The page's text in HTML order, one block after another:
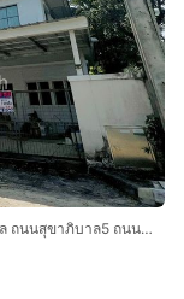
บ้านเดี่ยว 2 ชั้น 72.1 ตร.ว. หมู่บ้านมัณฑนาเลค วัชรพล ถนนสุขาภิบาล5 ถนนสายไหม เขตสายไหม กรุงเทพมหานคร